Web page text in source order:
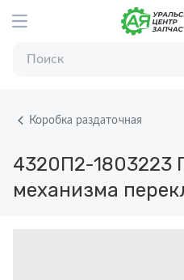
Коробка раздаточная
4320П2-1803223
механизма